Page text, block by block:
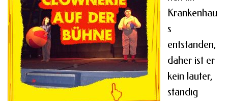
Krankenhau
s
entstanden,
daher ist er
kein lauter,
ständig